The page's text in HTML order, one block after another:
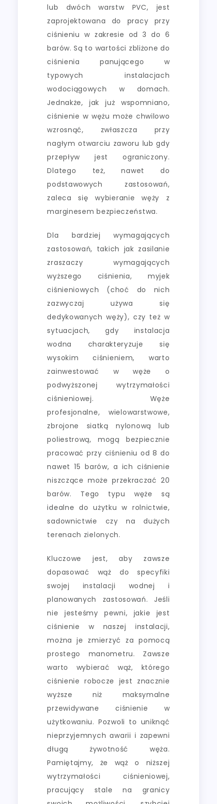
lub dwóch warstw PVC, jest
zaprojektowana do pracy przy
ciśnieniu w zakresie od 3 do 6
barów. Są to wartości zbliżone do
ciśnienia panującego w
typowych instalacjach
wodociągowych w domach.
Jednakże, jak już wspomniano,
ciśnienie w wężu może chwilowo
wzrosnąć, zwłaszcza przy
nagłym otwarciu zaworu lub gdy
przepływ jest ograniczony.
Dlatego też, nawet do
podstawowych zastosowań,
zaleca się wybieranie węży z
marginesem bezpieczeństwa.
Dla bardziej wymagających
zastosowań, takich jak zasilanie
zraszaczy wymagających
wyższego ciśnienia, myjek
ciśnieniowych (choć do nich
zazwyczaj używa się
dedykowanych węży), czy też w
sytuacjach, gdy instalacja
wodna charakteryzuje się
wysokim ciśnieniem, warto
zainwestować w węże o
podwyższonej wytrzymałości
ciśnieniowej. Węże
profesjonalne, wielowarstwowe,
zbrojone siatką nylonową lub
poliestrową, mogą bezpiecznie
pracować przy ciśnieniu od 8 do
nawet 15 barów, a ich ciśnienie
niszczące może przekraczać 20
barów. Tego typu węże są
idealne do użytku w rolnictwie,
sadownictwie czy na dużych
terenach zielonych.
Kluczowe jest, aby zawsze
dopasować wąż do specyfiki
swojej instalacji wodnej i
planowanych zastosowań. Jeśli
nie jesteśmy pewni, jakie jest
ciśnienie w naszej instalacji,
można je zmierzyć za pomocą
prostego manometru. Zawsze
warto wybierać wąż, którego
ciśnienie robocze jest znacznie
wyższe niż maksymalne
przewidywane ciśnienie w
użytkowaniu. Pozwoli to uniknąć
nieprzyjemnych awarii i zapewni
długą żywotność węża.
Pamiętajmy, że wąż o niższej
wytrzymałości ciśnieniowej,
pracujący stale na granicy